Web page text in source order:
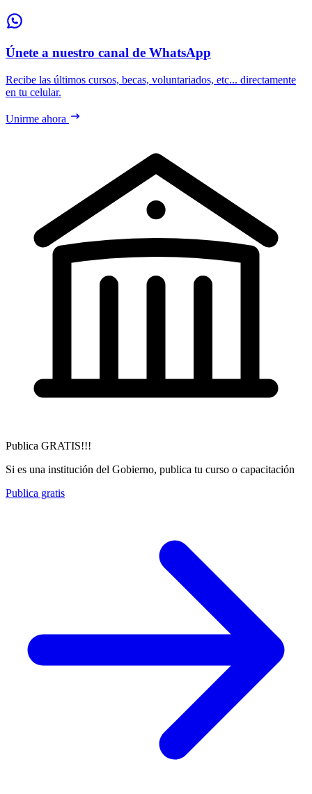
Únete a nuestro canal de WhatsApp
Recibe las últimos cursos, becas, voluntariados, etc... directamente
en tu celular.
Unirme ahora
Publica GRATIS!!!
Si es una institución del Gobierno, publica tu curso o capacitación
Publica gratis